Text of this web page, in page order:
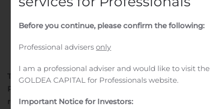
inPublic Companies.
Tarptautinė kredito reitingų agentūra „Standard &
Poor’s“ atliko „Maxima Grupės“ veiklos ir finansinių
rezultatų vertinimą ir paliko galioti solidų BB+ kredito
Before you continue, please confirm the following:
Professional advisersonly
I am a professional adviser and would like to visit the
GOLDEA CAPITAL for Professionals website.
Important Notice for Investors: